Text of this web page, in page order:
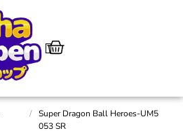
/
Super Dragon Ball Heroes-UM5
053 SR